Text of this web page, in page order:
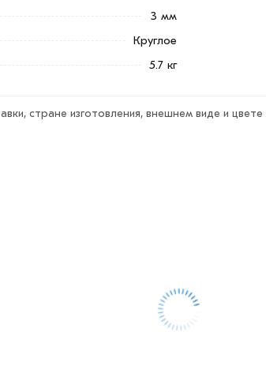
3 мм
Круглое
5.7 кг
стране изготовления, внешнем виде и